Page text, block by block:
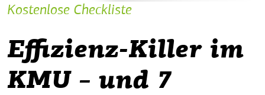
Kostenlose Checkliste
Effizienz-Killer im
KMU – und 7